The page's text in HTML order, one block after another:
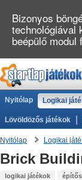
Nyitólap Logikai
Lövöldözős játékok
Nyitólap Logikai
Brick
logikai játékok
Bizonyos
technológiával
beépülő modul